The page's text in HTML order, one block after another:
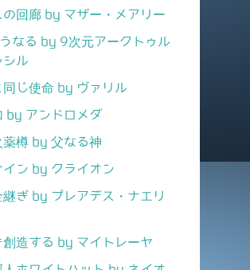
の回廊 by マザー・メアリー
なる by 9次元アークトゥル
シル
同じ使命 by ヴァリル
by アンドロメダ
薬樽 by 父なる神
イン by クライオン
継ぎ by プレアデス・ナエリ
創造する by マイトレーヤ